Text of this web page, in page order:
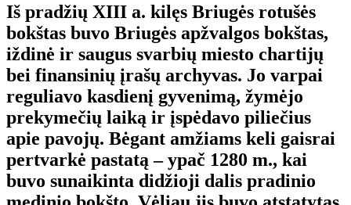
Iš pradžių XIII a. kilęs Briugės rotušės
bokštas buvo Briugės apžvalgos bokštas,
iždinė ir saugus svarbių miesto chartijų
bei finansinių įrašų archyvas. Jo varpai
reguliavo kasdienį gyvenimą, žymėjo
prekymečių laiką ir įspėdavo piliečius
apie pavojų. Bėgant amžiams keli gaisrai
pertvarkė pastatą – ypač 1280 m., kai
buvo sunaikinta didžioji dalis pradinio